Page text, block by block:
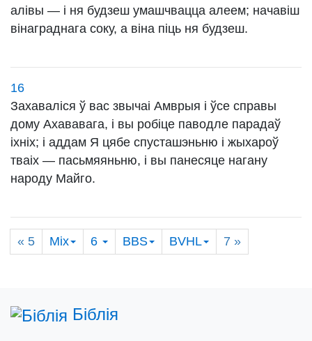
алівы — і ня будзеш умашчвацца алеем; начавіш
вінаграднага соку, а віна піць ня будзеш.
16
Захаваліся ў вас звычаі Амврыя і ўсе справы
дому Ахававага, і вы робіце паводле парадаў
іхніх; і аддам Я цябе спусташэньню і жыхароў
тваіх — пасьмяяньню, і вы панесяце нагану
народу Майго.
« 5 Міх 6 BBS BVHL 7 »
Біблія